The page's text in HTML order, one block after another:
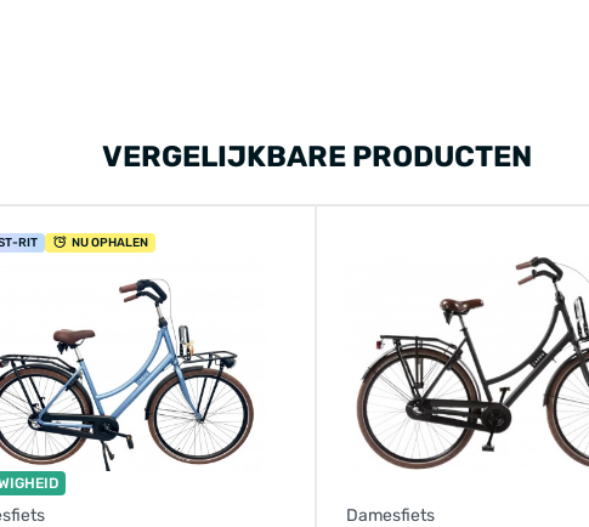
VERGELIJKBARE PRODUCTEN
-RIT NU OPHALEN
Damesfiets